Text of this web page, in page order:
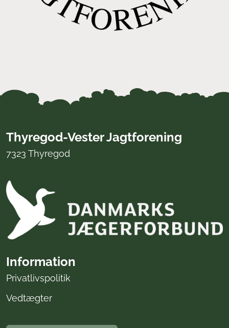
Thyregod-Vester Jagtforening
7323 Thyregod
Information
Privatlivspolitik
Vedtægter